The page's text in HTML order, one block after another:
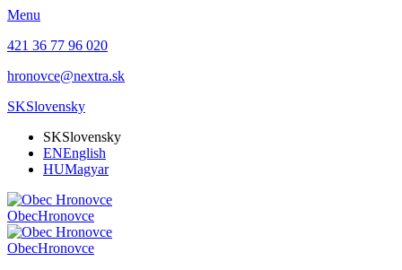
Menu
421 36 77 96 020
hronovce@nextra.sk
SKSlovensky
SKSlovensky
ENEnglish
HUMagyar
ObecHronovce
ObecHronovce